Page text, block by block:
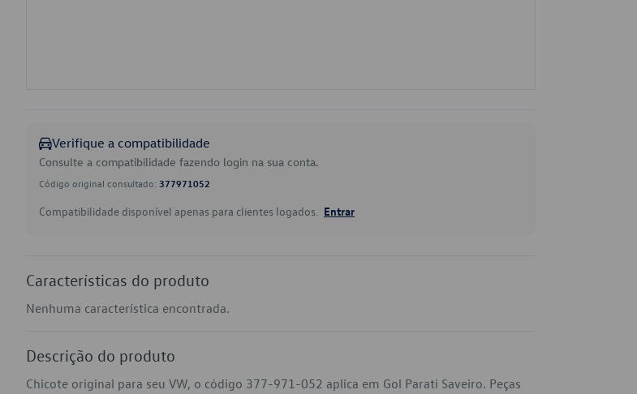
Verifique a compatibilidade
Consulte a compatibilidade fazendo login na sua conta.
Código original consultado: 377971052
Compatibilidade disponível apenas para clientes logados. Entrar
Características do produto
Nenhuma característica encontrada.
Descrição do produto
Chicote original para seu VW, o código 377-971-052 aplica em Gol Parati Saveiro. Peças